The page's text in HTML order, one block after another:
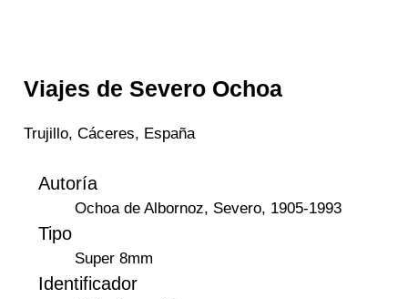
Viajes de Severo Ochoa
Trujillo, Cáceres, España
Autoría
Ochoa de Albornoz, Severo, 1905-1993
Tipo
Super 8mm
Identificador